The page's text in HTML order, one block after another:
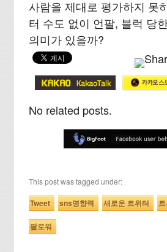
사람을 제대로 평가하지 못
터 수도 없이 언팔, 블럭 당
의미가 있을까?
No related posts.
This post was tagged under:
Tweet sns영향력 새로운 트위터
팔로워